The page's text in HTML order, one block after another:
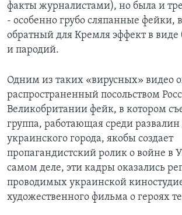
факты журналистами), но была и
- особенно грубо сляпанные фейки,
обратный для Кремля эффект в
и пародий.
Одним из таких «вирусных» видео
распространенный посольством
Великобритании фейк, в котором
группа, работающая среди
украинского города, якобы создает
пропагандистский ролик о войне в
самом деле, эти кадры оказались
проводимых украинской
художественного фильма о героях